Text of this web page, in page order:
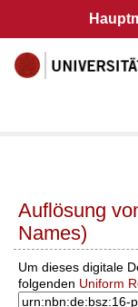
Auflösung
Names)
Um dieses digitale
folgenden Uniform